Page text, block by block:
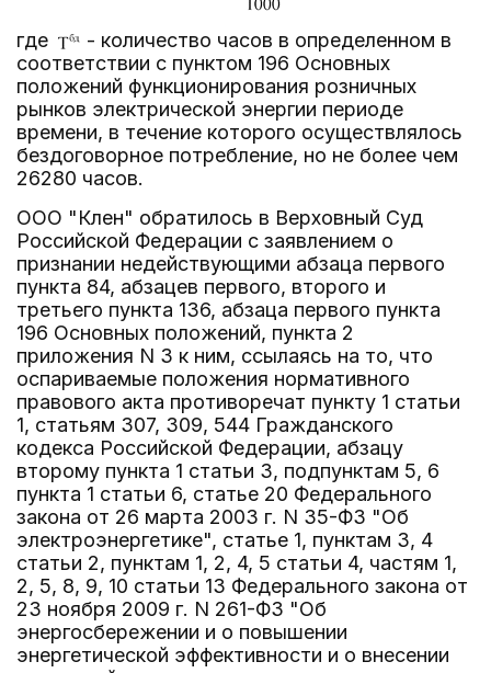
где
- количество часов в определенном в
соответствии с пунктом 196 Основных
положений функционирования розничных
рынков электрической энергии периоде
времени, в течение которого осуществлялось
бездоговорное потребление, но не более чем
26280 часов.
ООО "Клен" обратилось в Верховный Суд
Российской Федерации с заявлением о
признании недействующими абзаца первого
пункта 84, абзацев первого, второго и
третьего пункта 136, абзаца первого пункта
196 Основных положений, пункта 2
приложения N 3 к ним, ссылаясь на то, что
оспариваемые положения нормативного
правового акта противоречат пункту 1 статьи
1, статьям 307, 309, 544 Гражданского
кодекса Российской Федерации, абзацу
второму пункта 1 статьи 3, подпунктам 5, 6
пункта 1 статьи 6, статье 20 Федерального
закона от 26 марта 2003 г. N 35-ФЗ "Об
электроэнергетике", статье 1, пунктам 3, 4
статьи 2, пунктам 1, 2, 4, 5 статьи 4, частям 1,
2, 5, 8, 9, 10 статьи 13 Федерального закона от
23 ноября 2009 г. N 261-ФЗ "Об
энергосбережении и о повышении
энергетической эффективности и о внесении